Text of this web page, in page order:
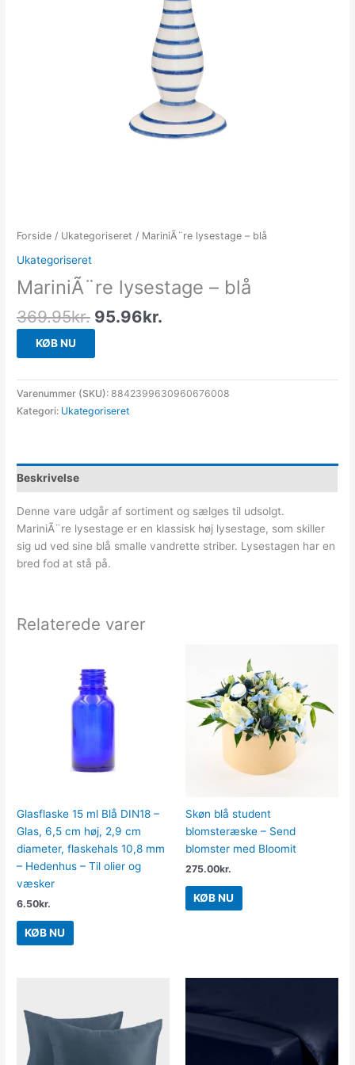
Forside / Ukategoriseret / MariniÃ¨re lysestage – blå
Ukategoriseret
MariniÃ¨re lysestage – blå
369.95kr. 95.96kr.
KØB NU
Varenummer (SKU):8842399630960676008
Kategori: Ukategoriseret
Beskrivelse
Denne vare udgår af sortiment og sælges til udsolgt.
MariniÃ¨re lysestage er en klassisk høj lysestage, som skiller
sig ud ved sine blå smalle vandrette striber. Lysestagen har en
bred fod at stå på.
Relaterede varer
Glasflaske 15 ml Blå DIN18 –
Glas, 6,5 cm høj, 2,9 cm
diameter, flaskehals 10,8 mm
– Hedenhus – Til olier og
væsker
6.50kr.
KØB NU
Skøn blå student
blomsteræske – Send
blomster med Bloomit
275.00kr.
KØB NU